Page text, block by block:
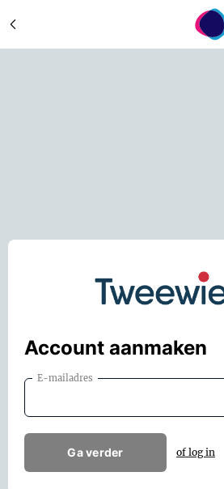
Account aanmaken
E-mailadres
Ga verder of log in